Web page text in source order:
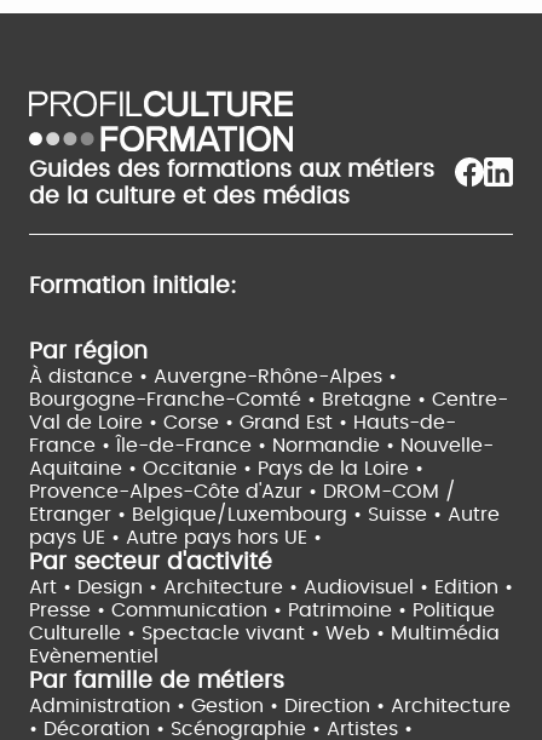
Guides des formations aux métiers
de la culture et des médias
Formation initiale:
Par région
À distance • Auvergne-Rhône-Alpes •
Bourgogne-Franche-Comté • Bretagne • Centre-
Val de Loire • Corse • Grand Est • Hauts-de-
France •
Île-de-France • Normandie • Nouvelle-
Aquitaine • Occitanie • Pays de la Loire •
Provence-Alpes-Côte d'Azur • DROM-COM /
Etranger • Belgique/Luxembourg • Suisse • Autre
pays UE • Autre pays hors UE •
Par secteur d'activité
Art • Design • Architecture • Audiovisuel • Edition •
Presse • Communication • Patrimoine • Politique
Culturelle • Spectacle vivant • Web • Multimédia
Evènementiel
Par famille de métiers
Administration • Gestion • Direction • Architecture
• Décoration • Scénographie • Artistes •